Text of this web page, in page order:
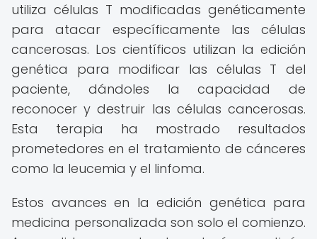
utiliza células T modificadas genéticamente
para atacar específicamente las células
cancerosas. Los científicos utilizan la edición
genética para modificar las células T del
paciente, dándoles la capacidad de
reconocer y destruir las células cancerosas.
Esta terapia ha mostrado resultados
prometedores en el tratamiento de cánceres
como la leucemia y el linfoma.
Estos avances en la edición genética para
medicina personalizada son solo el comienzo.